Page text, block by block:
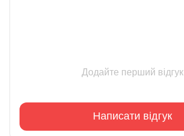
Додайте перший відгук
Написати відгук